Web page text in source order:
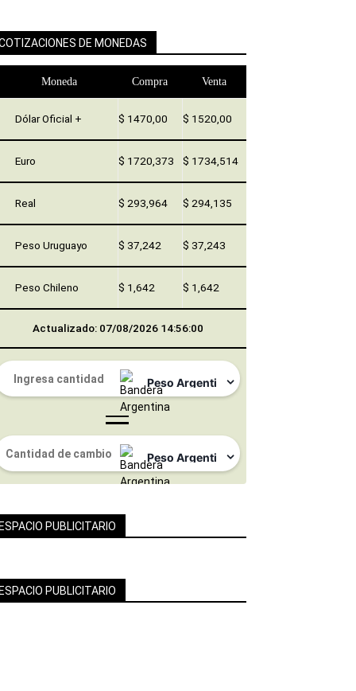
DE MONEDAS
Moneda Compra Venta
Dólar Oficial + $ 1470,00 $ 1520,00
Euro $ 1720,373 $ 1734,514
Real $ 293,964 $ 294,135
Peso Uruguayo $ 37,242 $ 37,243
Peso Chileno $ 1,642 $ 1,642
Actualizado: 07/08/2026 14:56:00
ESPACIO PUBLICITARIO
ESPACIO PUBLICITARIO